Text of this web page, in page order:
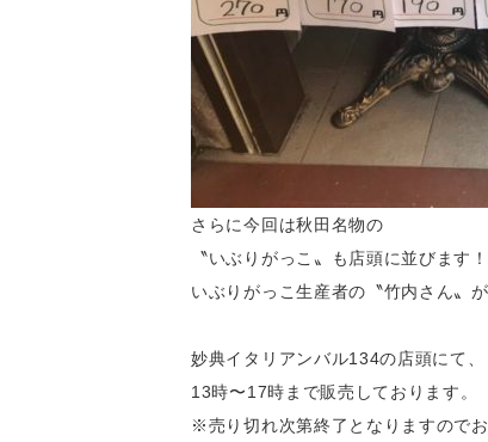
さらに今回は秋田名物の
〝いぶりがっこ〟も店頭に並びます！
いぶりがっこ生産者の〝竹内さん〟
妙典イタリアンバル134の店頭にて、
13時〜17時まで販売しております。
※売り切れ次第終了となりますので